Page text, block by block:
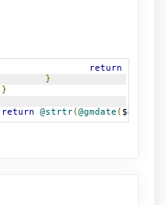
return
}
}
return @strtr(@gmdate (